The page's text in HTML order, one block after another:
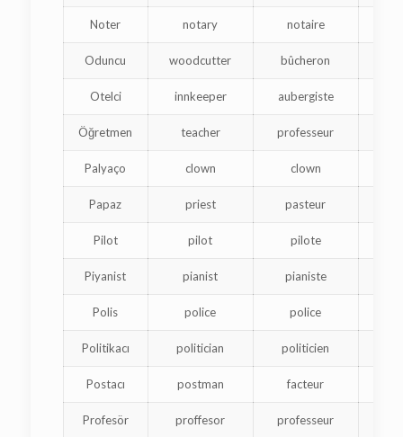
Noter notary notaire
Oduncu woodcutter bûcheron
Otelci innkeeper aubergiste
Öğretmen teacher professeur
Palyaço clown clown
Papaz priest pasteur
Pilot pilot pilote
Piyanist pianist pianiste
Polis police police
Politikacı politician politicien
Postacı postman facteur
Profesör proffesor professeur